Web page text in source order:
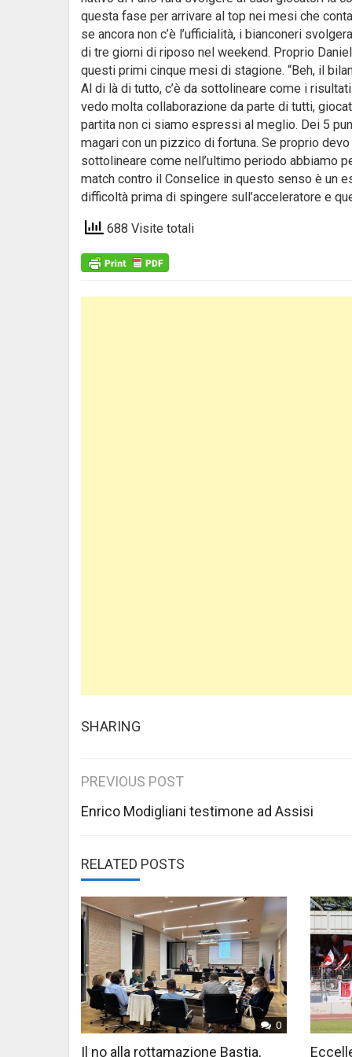
questa fase per arrivare al top nei mesi che
se ancora non c’è l’ufficialità, i bianconeri
di tre giorni di riposo nel weekend. Proprio
questi primi cinque mesi di stagione. “Beh, il
Al di là di tutto, c’è da sottolineare come i
vedo molta collaborazione da parte di tutti,
partita non ci siamo espressi al meglio. Dei 5
magari con un pizzico di fortuna. Se proprio
sottolineare come nell’ultimo periodo abbiamo
match contro il Conselice in questo senso è un
difficoltà prima di spingere sull’acceleratore e
688 Visite totali
SHARING
Post
navigation
PREVIOUS POST
Enrico Modigliani testimone ad Assisi
RELATED POSTS
0
Il no alla rottamazione Bastia,